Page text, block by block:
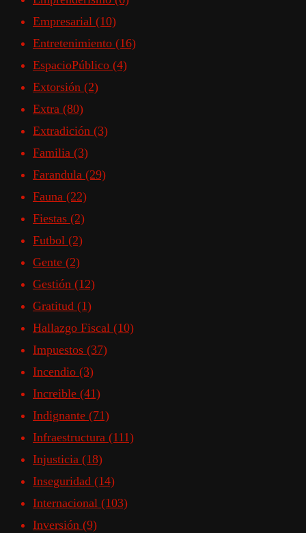
Empresarial (10)
Entretenimiento (16)
EspacioPúblico (4)
Extorsión (2)
Extra (80)
Extradición (3)
Familia (3)
Farandula (29)
Fauna (22)
Fiestas (2)
Futbol (2)
Gente (2)
Gestión (12)
Gratitud (1)
Hallazgo Fiscal (10)
Impuestos (37)
Incendio (3)
Increible (41)
Indignante (71)
Infraestructura (111)
Injusticia (18)
Inseguridad (14)
Internacional (103)
Inversión (9)